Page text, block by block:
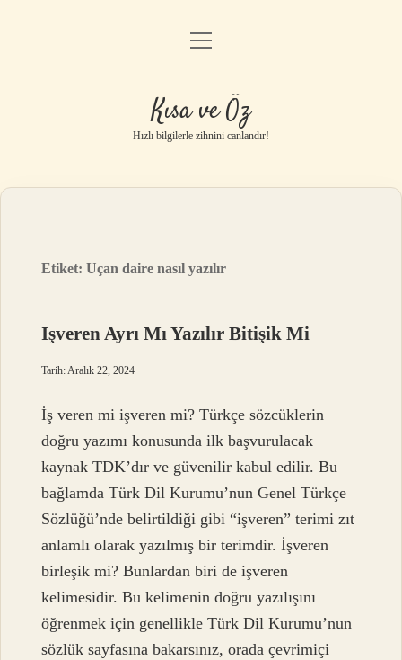
Anasayfa
Gizlilik Politikası
Yasal Uyarı
menüyü
Kısa ve Öz
Hızlı bilgilerle zihnini canlandır!
Etiket:Uçan daire nasıl yazılır
Işveren Ayrı Mı Yazılır Bitişik Mi
Tarih: Aralık 22, 2024
İş veren mi işveren mi? Türkçe sözcüklerin
doğru yazımı konusunda ilk başvurulacak
kaynak TDK’dır ve güvenilir kabul edilir. Bu
bağlamda Türk Dil Kurumu’nun Genel Türkçe
Sözlüğü’nde belirtildiği gibi “işveren” terimi zıt
anlamlı olarak yazılmış bir terimdir. İşveren
birleşik mi? Bunlardan biri de işveren
kelimesidir. Bu kelimenin doğru yazılışını
öğrenmek için genellikle Türk Dil Kurumu’nun
sözlük sayfasına bakarsınız, orada çevrimiçi